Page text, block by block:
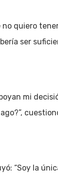
no quiero
ser
mi
“Soy la